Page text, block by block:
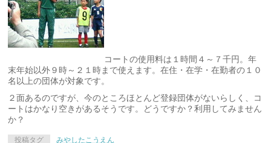
コートの使用料は１時間４～７千円。年
末年始以外９時～２１時まで使えます。在住・在学・在勤者の１０
名以上の団体が対象です。
２面あるのですが、今のところほとんど登録団体がないらしく、コ
ートはかなり空きがあるそうです。どうですか？利用してみません
か？
投稿タグ みやしたこうえん